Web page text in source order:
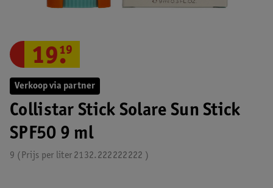
Verkoop via partner
Collistar Stick Solare Sun Stick
SPF50 9 ml
9 2132.222222222
Prijs per liter
19.
19